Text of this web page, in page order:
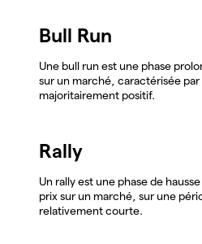
Bull Run
Une bull run est une phase
sur un marché, caractérisée
majoritairement positif.
Rally
Un rally est une phase de
prix sur un marché, sur une
relativement courte.